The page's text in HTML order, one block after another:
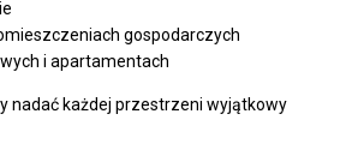
gospodarczych
i apartamentach
nadać każdej przestrzeni wyjątkowy